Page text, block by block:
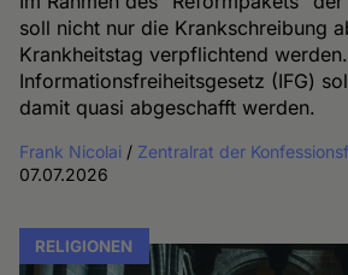
soll nicht nur die Krankschreibung
Krankheitstag verpflichtend
Informationsfreiheitsgesetz (IFG)
damit quasi abgeschafft werden.
Frank Nicolai / Zentralrat der
07.07.2026
RELIGIONEN